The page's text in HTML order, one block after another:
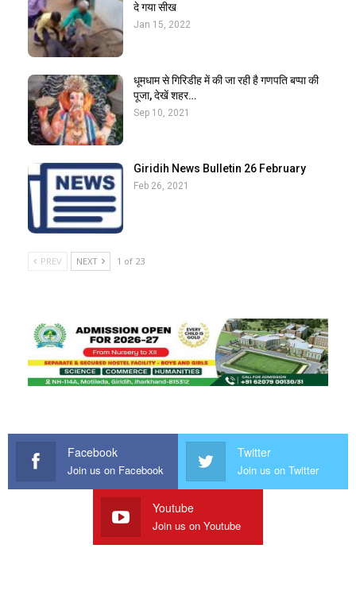
दे गया सीख
Jan 15, 2022
धूमधाम से गिरिडीह में की जा रही है गणपति बप्पा की
पूजा, देखें शहर…
Sep 10, 2021
Giridih News Bulletin 26 February
Feb 26, 2021
PREV NEXT 1 of 23
Facebook
Join us on Facebook
Twitter
Join us on Twitter
Youtube
Join us on Youtube